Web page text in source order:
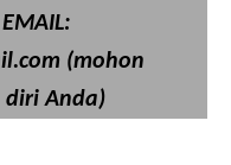
(mohon
Anda)